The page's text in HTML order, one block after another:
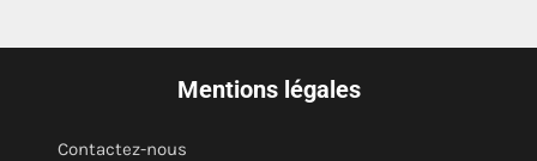
Mentions légales
Contactez-nous